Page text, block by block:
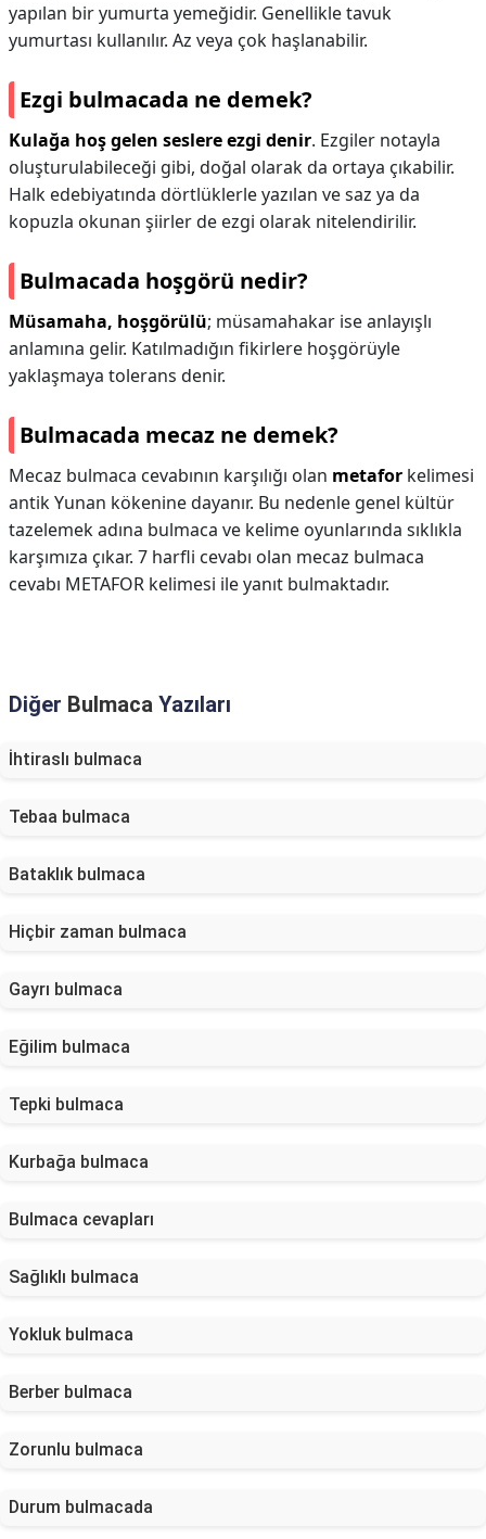
yapılan bir yumurta yemeğidir. Genellikle tavuk
yumurtası kullanılır. Az veya çok haşlanabilir.
Ezgi bulmacada ne demek?
Kulağa hoş gelen seslere ezgi denir. Ezgiler notayla
oluşturulabileceği gibi, doğal olarak da ortaya çıkabilir.
Halk edebiyatında dörtlüklerle yazılan ve saz ya da
kopuzla okunan şiirler de ezgi olarak nitelendirilir.
Bulmacada hoşgörü nedir?
Müsamaha, hoşgörülü; müsamahakar ise anlayışlı
anlamına gelir. Katılmadığın fikirlere hoşgörüyle
yaklaşmaya tolerans denir.
Bulmacada mecaz ne demek?
Mecaz bulmaca cevabının karşılığı olan metafor kelimesi
antik Yunan kökenine dayanır. Bu nedenle genel kültür
tazelemek adına bulmaca ve kelime oyunlarında sıklıkla
karşımıza çıkar. 7 harfli cevabı olan mecaz bulmaca
cevabı METAFOR kelimesi ile yanıt bulmaktadır.
Diğer Bulmaca Yazıları
İhtiraslı bulmaca
Tebaa bulmaca
Bataklık bulmaca
Hiçbir zaman bulmaca
Gayrı bulmaca
Eğilim bulmaca
Tepki bulmaca
Kurbağa bulmaca
Bulmaca cevapları
Sağlıklı bulmaca
Yokluk bulmaca
Berber bulmaca
Zorunlu bulmaca
Durum bulmacada